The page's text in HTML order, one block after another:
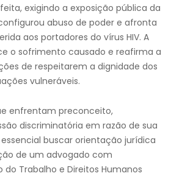
exigindo a exposição pública da
abuso de poder e afronta
aos portadores do vírus HIV. A
o sofrimento causado e reafirma a
de respeitarem a dignidade dos
vulneráveis.
enfrentam preconceito,
discriminatória em razão de sua
buscar orientação jurídica
de um advogado com
Trabalho e Direitos Humanos